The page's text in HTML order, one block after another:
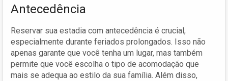
Antecedência
Reservar sua estadia com antecedência é crucial,
especialmente durante feriados prolongados. Isso não
apenas garante que você tenha um lugar, mas também
permite que você escolha o tipo de acomodação que
mais se adequa ao estilo da sua família. Além disso,